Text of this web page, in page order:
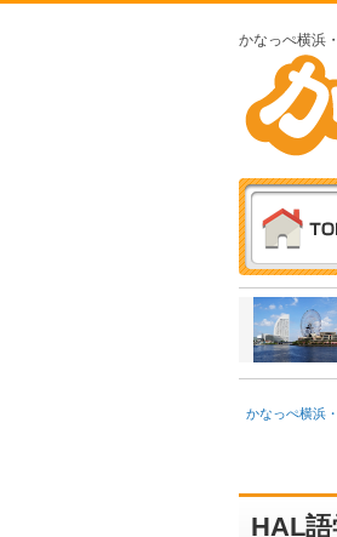
かなっぺ横浜
かなっぺ横浜
HAL語